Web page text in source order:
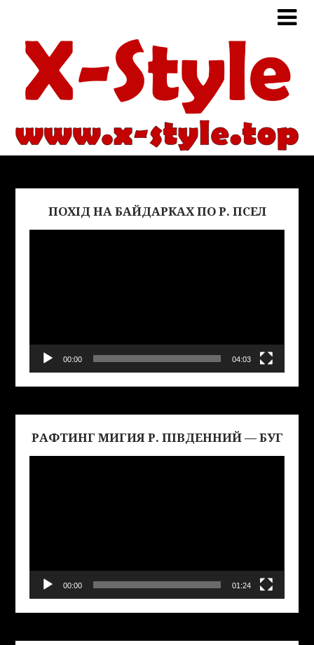
ПОХІД НА БАЙДАРКАХ ПО Р. ПСЕЛ
00:00 04:03
РАФТИНГ МИГИЯ Р. ПІВДЕННИЙ — БУГ
00:00 01:24